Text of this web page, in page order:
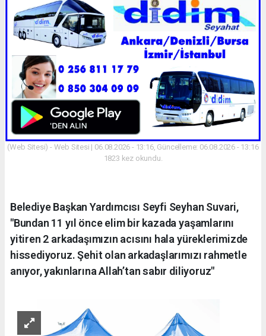
(Web Sitesi) - Web Sitesi | 06.08.2026 - 13:16, Güncelleme: 06.08.2026 - 13:16
1823 kez okundu.
Belediye Başkan Yardımcısı Seyfi Seyhan Suvari,
"Bundan 11 yıl önce elim bir kazada yaşamlarını
yitiren 2 arkadaşımızın acısını hala yüreklerimizde
hissediyoruz. Şehit olan arkadaşlarımızı rahmetle
anıyor, yakınlarına Allah’tan sabır diliyoruz"